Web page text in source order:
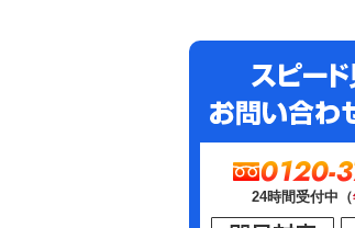
0120-
24時間受付中（